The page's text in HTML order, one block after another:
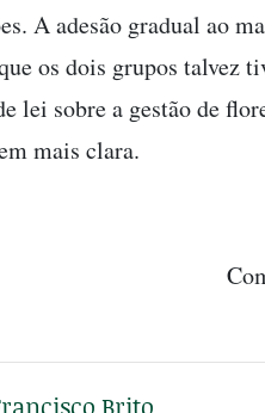
A adesão gradual ao
os dois grupos talvez
lei sobre a gestão de
mais clara.
Brito